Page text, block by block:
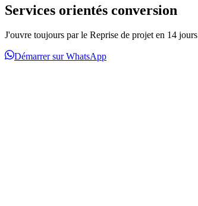
Services orientés conversion
J'ouvre toujours par le Reprise de projet en 14 jours
Démarrer sur WhatsApp